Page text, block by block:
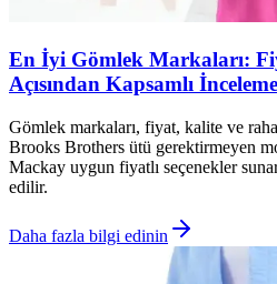
En İyi Gömlek Markaları:
Açısından Kapsamlı İnceleme
Gömlek markaları, fiyat, kalite ve
Brooks Brothers ütü gerektirmeyen
Mackay uygun fiyatlı seçenekler
edilir.
Daha fazla bilgi edinin